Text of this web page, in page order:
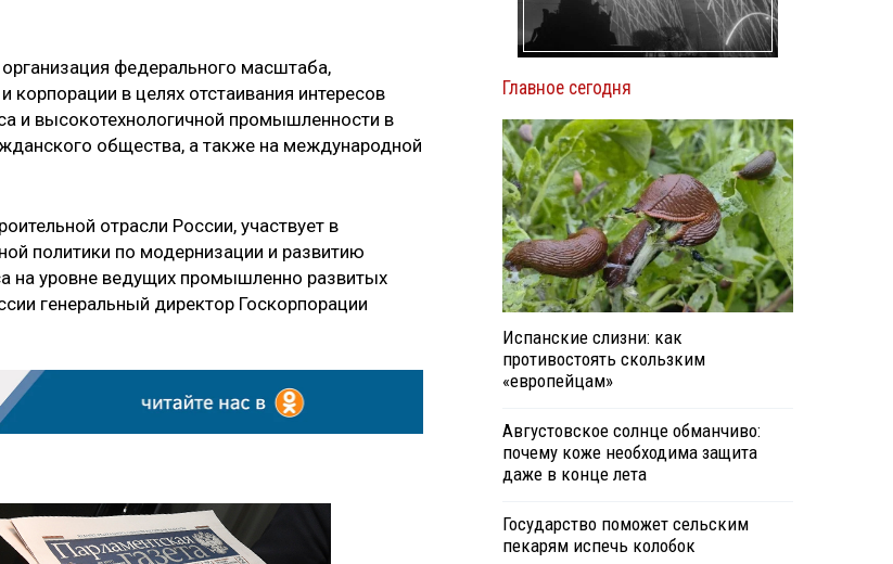
федерального масштаба,
в целях отстаивания интересов
и высокотехнологичной промышленности в
общества, а также на международной
отрасли России, участвует в
политики по модернизации и развитию
на уровне ведущих промышленно развитых
генеральный директор Госкорпорации
Главное сегодня
Испанские слизни: как
противостоять скользким
«европейцам»
Августовское солнце обманчиво:
почему коже необходима защита
даже в конце лета
Государство поможет сельским
пекарям испечь колобок